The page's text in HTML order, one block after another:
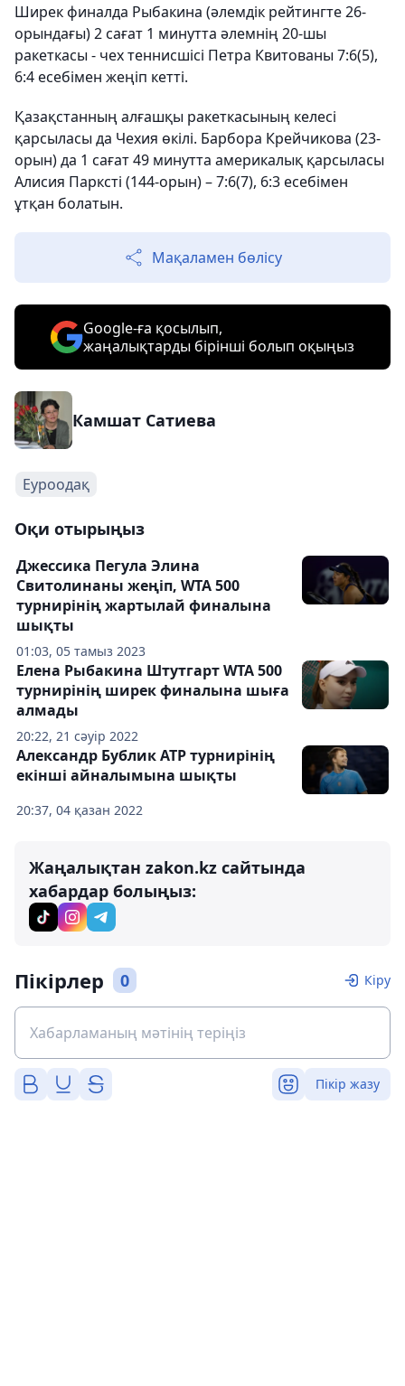
Ширек финалда Рыбакина (әлемдік рейтингте 26-
орындағы) 2 сағат 1 минутта әлемнің 20-шы
ракеткасы - чех теннисшісі Петра Квитованы 7:6(5),
6:4 есебімен жеңіп кетті.
Қазақстанның алғашқы ракеткасының келесі
қарсыласы да Чехия өкілі. Барбора Крейчикова (23-
орын) да 1 сағат 49 минутта америкалық қарсыласы
Алисия Парксті (144-орын) – 7:6(7), 6:3 есебімен
ұтқан болатын.
Мақаламен бөлісу
Google-ға қосылып,
жаңалықтарды бірінші болып оқыңыз
Камшат Сатиева
Еуроодақ
Оқи отырыңыз
01:03, 05 тамыз 2023
Джессика Пегула Элина
Свитолинаны жеңіп, WTA 500
турнирінің жартылай финалына
шықты
20:22, 21 сәуір 2022
Елена Рыбакина Штутгарт WTA 500
турнирінің ширек финалына шыға
алмады
20:37, 04 қазан 2022
Александр Бублик ATP турнирінің
екінші айналымына шықты
Жаңалықтан zakon.kz сайтында
хабардар болыңыз:
Пікірлер 0 Кіру
Пікір жазу